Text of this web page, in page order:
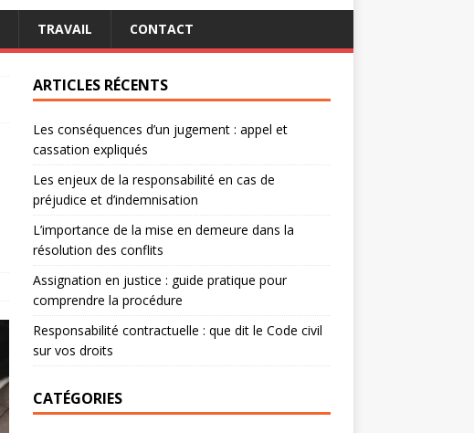
TRAVAIL CONTACT
ARTICLES RÉCENTS
Les conséquences d’un jugement : appel et
cassation expliqués
Les enjeux de la responsabilité en cas de
préjudice et d’indemnisation
L’importance de la mise en demeure dans la
résolution des conflits
Assignation en justice : guide pratique pour
comprendre la procédure
Responsabilité contractuelle : que dit le Code civil
sur vos droits
CATÉGORIES